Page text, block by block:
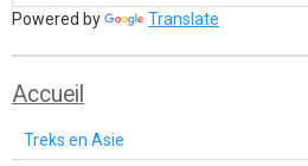
Powered by Translate
Accueil
Treks en Asie